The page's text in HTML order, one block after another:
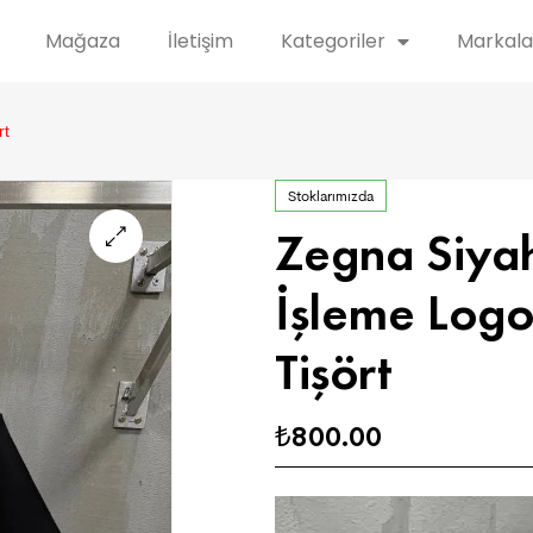
Mağaza İletişim Kategoriler
Stoklarımızda
Zegna
İşleme
Tişört
₺800.00
Video